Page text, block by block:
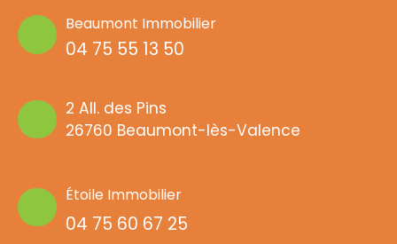
Beaumont Immobilier
04 75 55 13 50
2 All. des Pins
26760 Beaumont-lès-Valence
Étoile Immobilier
04 75 60 67 25